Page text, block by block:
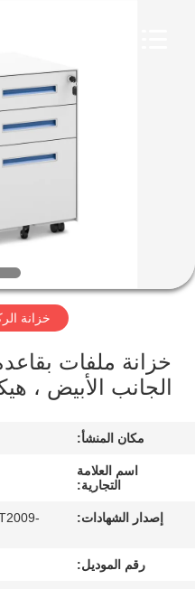
عنا
في
المعمل
مراقبة
الجودة
خزانة
خزانة ملفات
الجانب الأبيض ،
مكان المنشأ:
اسم العلامة
التجارية:
إصدار الشهادات:
رقم الموديل: